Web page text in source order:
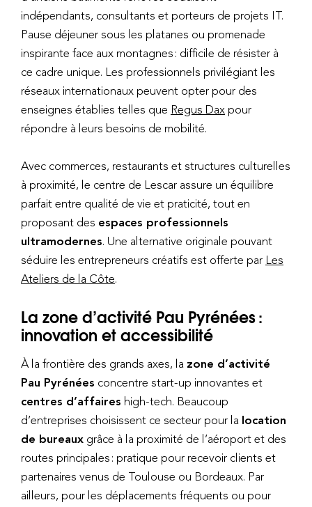
indépendants, consultants et porteurs de projets IT.
Pause déjeuner sous les platanes ou promenade
inspirante face aux montagnes : difficile de résister à
ce cadre unique. Les professionnels privilégiant les
réseaux internationaux peuvent opter pour des
enseignes établies telles que Regus Dax pour
répondre à leurs besoins de mobilité.
Avec commerces, restaurants et structures culturelles
à proximité, le centre de Lescar assure un équilibre
parfait entre qualité de vie et praticité, tout en
proposant des espaces professionnels
ultramodernes. Une alternative originale pouvant
séduire les entrepreneurs créatifs est offerte par Les
Ateliers de la Côte.
La zone d’activité Pau Pyrénées :
innovation et accessibilité
À la frontière des grands axes, la zone d’activité
Pau Pyrénées concentre start-up innovantes et
centres d’affaires high-tech. Beaucoup
d’entreprises choisissent ce secteur pour la location
de bureaux grâce à la proximité de l’aéroport et des
routes principales : pratique pour recevoir clients et
partenaires venus de Toulouse ou Bordeaux. Par
ailleurs, pour les déplacements fréquents ou pour